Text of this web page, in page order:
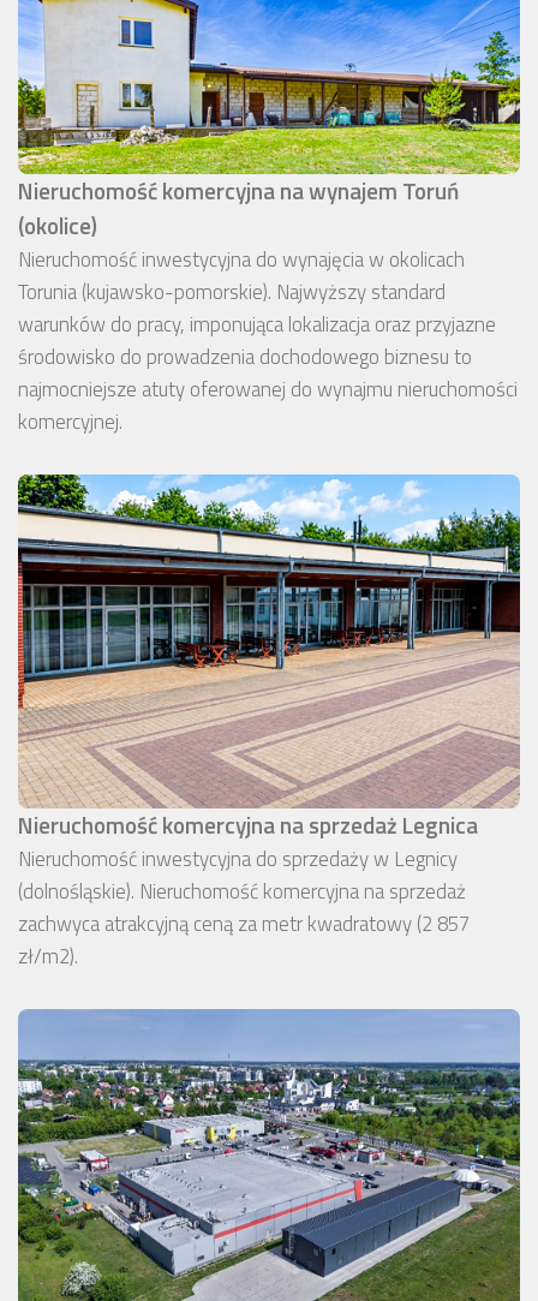
Nieruchomość komercyjna na wynajem Toruń
(okolice)
Nieruchomość inwestycyjna do wynajęcia w okolicach
Torunia (kujawsko-pomorskie). Najwyższy standard
warunków do pracy, imponująca lokalizacja oraz przyjazne
środowisko do prowadzenia dochodowego biznesu to
najmocniejsze atuty oferowanej do wynajmu nieruchomości
komercyjnej.
Nieruchomość komercyjna na sprzedaż Legnica
Nieruchomość inwestycyjna do sprzedaży w Legnicy
(dolnośląskie). Nieruchomość komercyjna na sprzedaż
zachwyca atrakcyjną ceną za metr kwadratowy (2 857
zł/m2).